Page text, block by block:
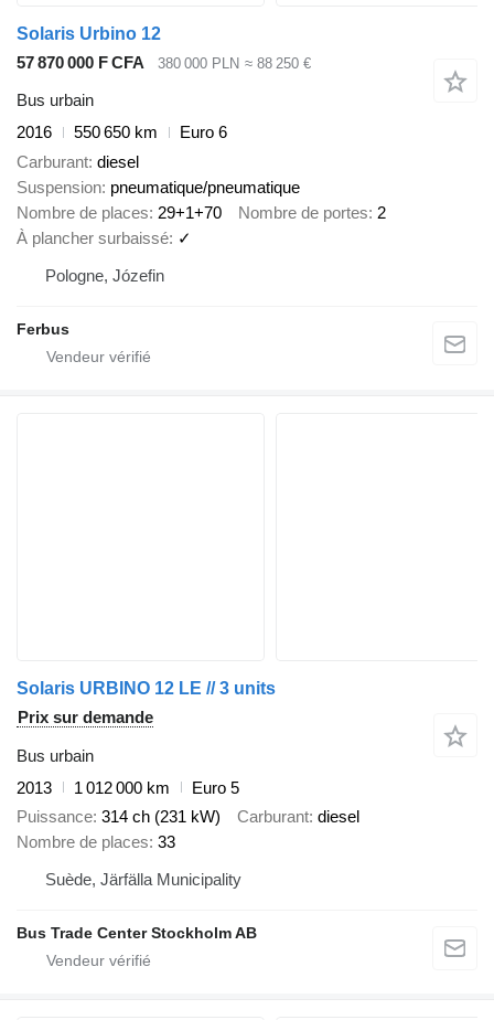
Solaris Urbino 12
57 870 000 F CFA
380 000 PLN ≈ 88 250 €
Bus urbain
2016
550 650 km
Euro 6
Carburant diesel
Suspension pneumatique/pneumatique
Nombre de places 29+1+70 Nombre de portes 2
À plancher surbaissé ✓
Pologne, Józefin
Ferbus
Solaris URBINO 12 LE // 3 units
Prix sur demande
Bus urbain
2013
1 012 000 km
Euro 5
Puissance 314 ch (231 kW) Carburant diesel
Nombre de places 33
Suède, Järfälla Municipality
Bus Trade Center Stockholm AB